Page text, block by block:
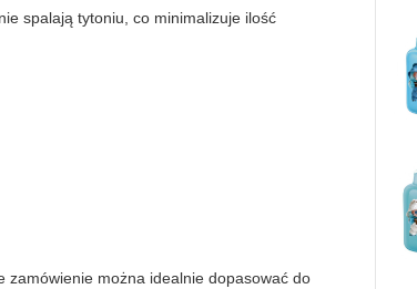
nie spalają tytoniu, co minimalizuje ilość
zamówienie można idealnie dopasować do